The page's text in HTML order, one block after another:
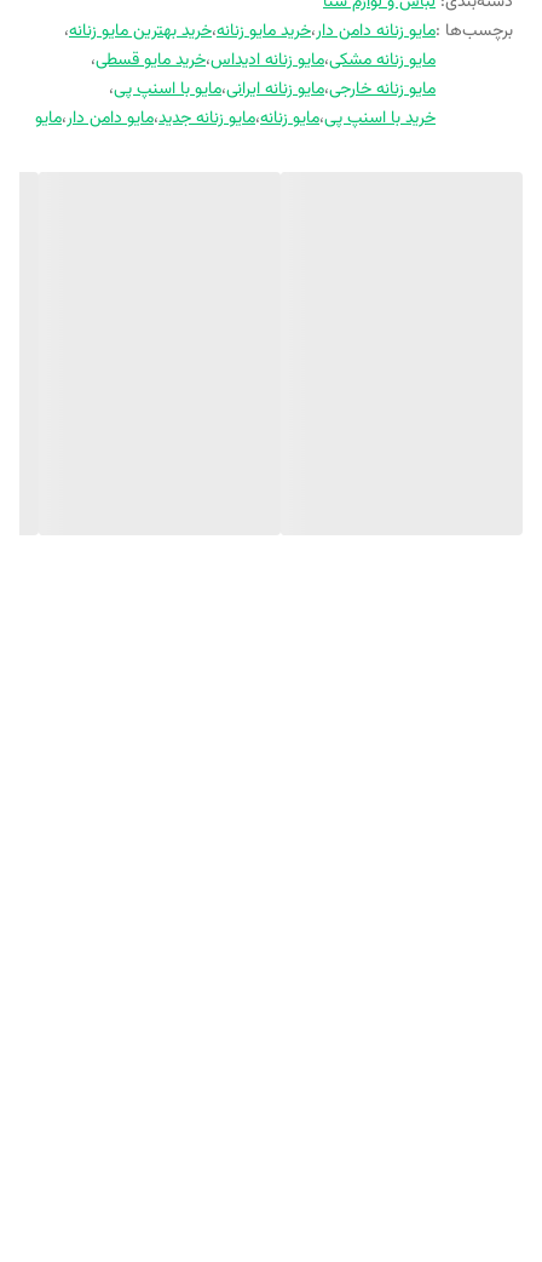
برچسب‌ها :مایو زنانه دامن دار،خرید مایو زنانه،خرید بهترین مایو زنانه،
مایو زنانه مشکی،مایو زنانه ادیداس،خرید مایو قسطی،
مایو زنانه خارجی،مایو زنانه ایرانی،مایو با اسنپ پی،
خرید با اسنپ پی،مایو زنانه،مایو زنانه جدید،مایو دامن دار،مایو